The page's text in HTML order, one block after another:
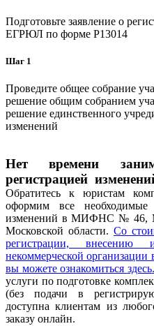
Подготовьте заявление о
ЕГРЮЛ по форме P13014
Шаг 1
Проведите общее собрание
решение общим собранием
решение единственного
изменений
Нет времени
регистрацией
Обратитесь к юристам
оформим все необходимые
изменений в МИФНС № 46,
Московской области. Со
регистрации,
некоммерческой
вы можете ознакомиться здесь.
услуги по подготовке
(без подачи в
доступна клиентам из
заказу онлайн.